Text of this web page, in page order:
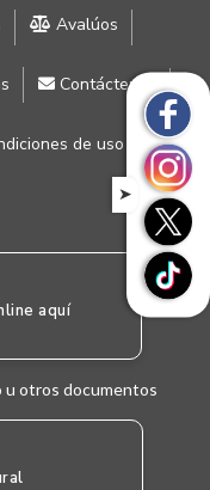
Avalúos
Contáctenos
de uso
aquí
u otros documentos
➤